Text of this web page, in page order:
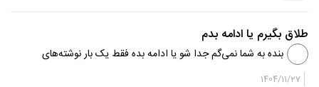
طلاق بگیرم یا ادامه بدم
بنده به شما نمی‌گم جدا شو یا ادامه بده فقط یک بار نوشته‌های
خودتان را بخوانید،به همچین فرد بیماری دختر می‌دید؟ این
1404/11/27